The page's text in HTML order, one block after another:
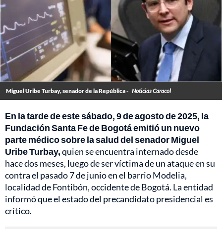
Miguel Uribe Turbay, senador de la República - Noticias Caracol
En la tarde de este sábado, 9 de agosto de 2025, la
Fundación Santa Fe de Bogotá emitió un nuevo
parte médico sobre la salud del senador Miguel
Uribe Turbay,quien se encuentra internado desde
hace dos meses, luego de ser víctima de un ataque en su
contra el pasado 7 de junio en el barrio Modelia,
localidad de Fontibón, occidente de Bogotá. La entidad
informó que el estado del precandidato presidencial es
crítico.